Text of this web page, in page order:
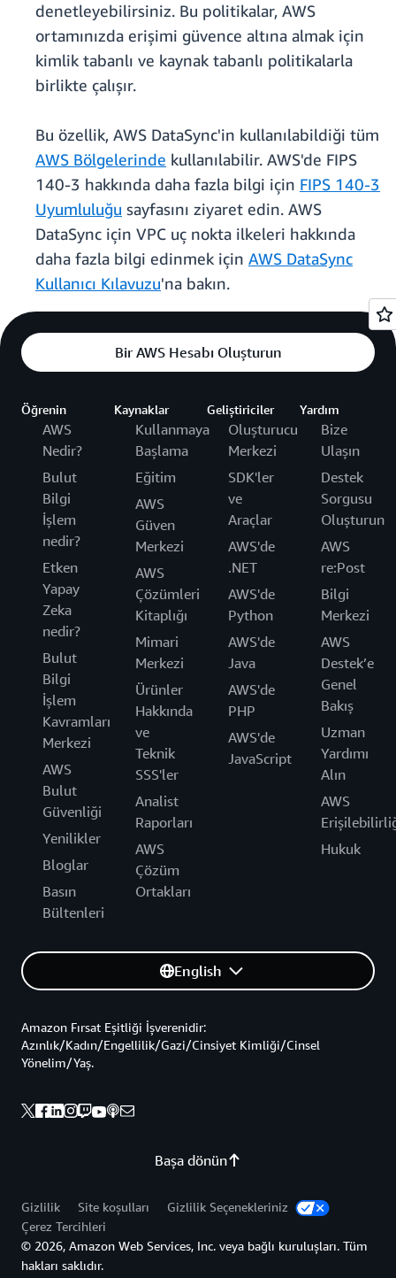
denetleyebilirsiniz. Bu politikalar, AWS
ortamınızda erişimi güvence altına almak için
kimlik tabanlı ve kaynak tabanlı politikalarla
birlikte çalışır.
Bu özellik, AWS DataSync'in kullanılabildiği tüm
AWS Bölgelerinde kullanılabilir. AWS'de FIPS
140-3 hakkında daha fazla bilgi için FIPS 140-3
Uyumluluğu sayfasını ziyaret edin. AWS
DataSync için VPC uç nokta ilkeleri hakkında
daha fazla bilgi edinmek için AWS DataSync
Kullanıcı Kılavuzu'na bakın.
Bir AWS Hesabı Oluşturun
Öğrenin
AWS
Nedir?
Bulut
Bilgi
İşlem
nedir?
Etken
Yapay
Zeka
nedir?
Bulut
Bilgi
İşlem
Kavramları
Merkezi
AWS
Bulut
Güvenliği
Yenilikler
Bloglar
Basın
Bültenleri
Kaynaklar
Kullanmaya
Başlama
Eğitim
AWS
Güven
Merkezi
AWS
Çözümleri
Kitaplığı
Mimari
Merkezi
Ürünler
Hakkında
ve
Teknik
SSS'ler
Analist
Raporları
AWS
Çözüm
Ortakları
Geliştiriciler
Oluşturucu
Merkezi
SDK'ler
ve
Araçlar
AWS'de
.NET
AWS'de
Python
AWS'de
Java
AWS'de
PHP
AWS'de
JavaScript
Yardım
Bize
Ulaşın
Destek
Sorgusu
Oluşturun
AWS
re:Post
Bilgi
Merkezi
AWS
Destek’e
Genel
Bakış
Uzman
Yardımı
Alın
AWS
Hukuk
English
Başa dönün
Amazon Fırsat Eşitliği İşverenidir:
Azınlık/Kadın/Engellilik/Gazi/Cinsiyet Kimliği/Cinsel
Yönelim/Yaş.
Gizlilik Site koşulları
Gizlilik Seçenekleriniz
Çerez Tercihleri
© 2026, Amazon Web Services, Inc. veya bağlı kuruluşları. Tüm
hakları saklıdır.